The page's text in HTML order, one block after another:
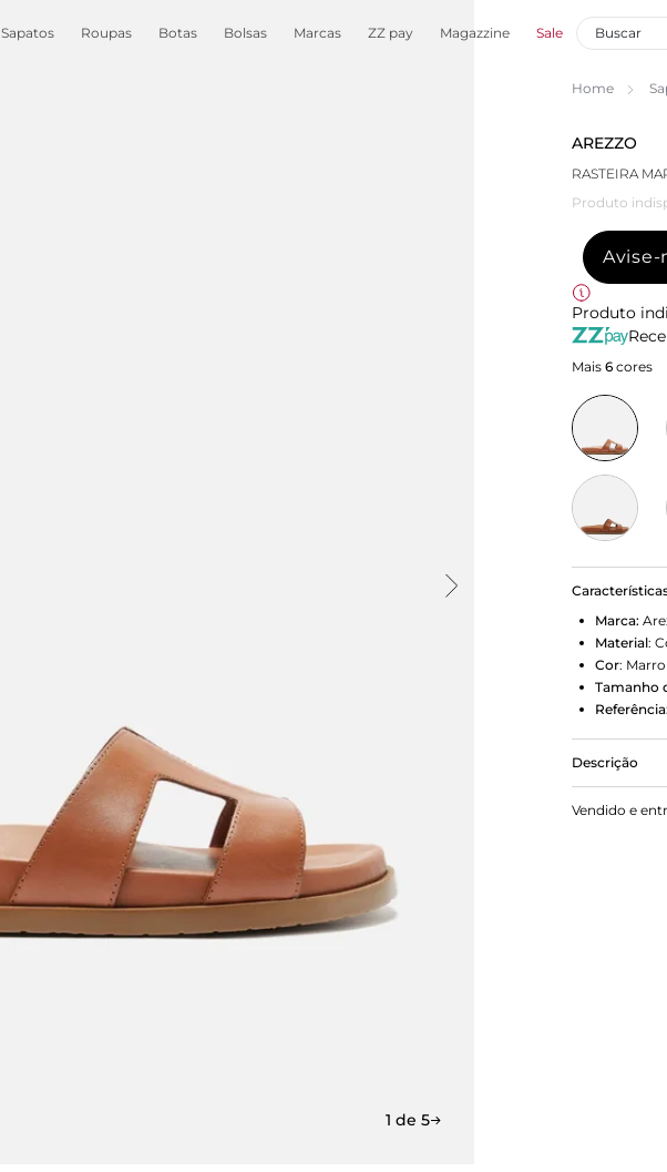
Sapatos Roupas Botas Bolsas Marcas ZZ pay Magazzine Sale
1 de 5
Home
AREZZO
RASTEIRA
Produto
Avise-
Produto
Mais 6 cores
Marca:
Material:
Cor:
Tamanho
Referência:
Descrição
Sandália
rasteiro,
Vendido e